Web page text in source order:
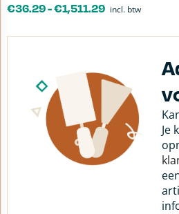
€36.29-€1,511.29 incl. btw
Je